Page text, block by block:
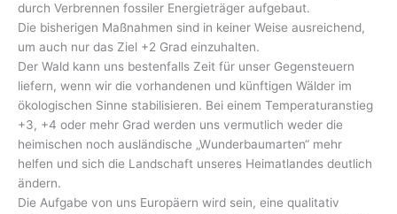
durch Verbrennen fossiler Energieträger aufgebaut.
Die bisherigen Maßnahmen sind in keiner Weise ausreichend,
um auch nur das Ziel +2 Grad einzuhalten.
Der Wald kann uns bestenfalls Zeit für unser Gegensteuern
liefern, wenn wir die vorhandenen und künftigen Wälder im
ökologischen Sinne stabilisieren. Bei einem Temperaturanstieg
+3, +4 oder mehr Grad werden uns vermutlich weder die
heimischen noch ausländische „Wunderbaumarten“ mehr
helfen und sich die Landschaft unseres Heimatlandes deutlich
ändern.
Die Aufgabe von uns Europäern wird sein, eine qualitativ